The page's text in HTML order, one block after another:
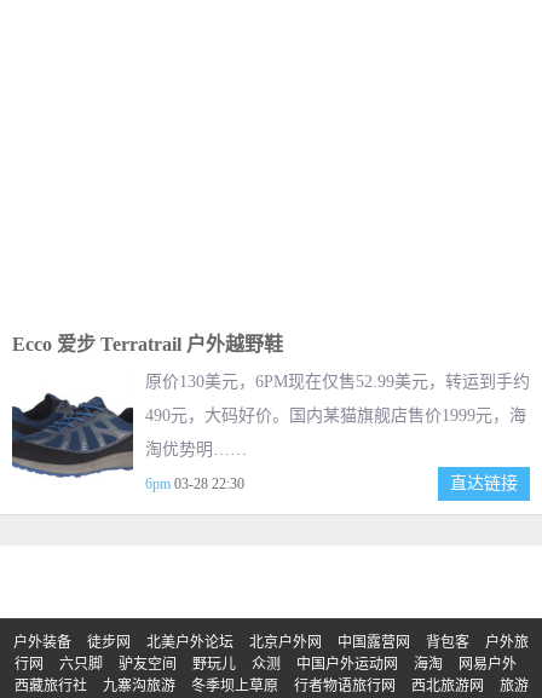
Ecco 爱步 Terratrail 户外越野鞋
原价130美元，6PM现在仅售52.99美元，转运到手约
490元，大码好价。国内某猫旗舰店售价1999元，海
淘优势明……
6pm 03-28 22:30 直达链接
户外装备 徒步网 北美户外论坛 北京户外网 中国露营网 背包客
户外旅
行网
六只脚 驴友空间 野玩儿 众测 中国户外运动网 海淘
网易户外
西藏旅行社
九寨沟旅游 冬季坝上草原 行者物语旅行网 西北旅游网 旅游